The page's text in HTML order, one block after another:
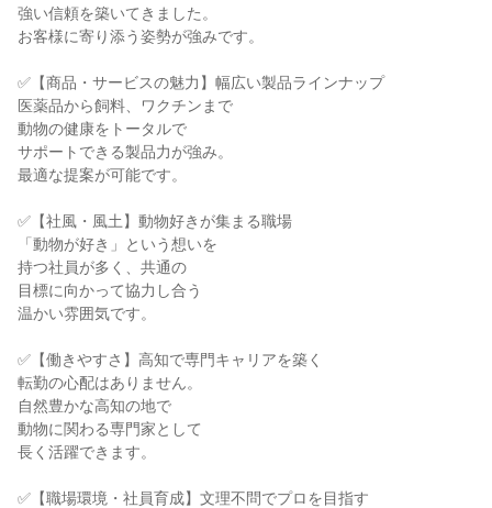
強い信頼を築いてきました。
お客様に寄り添う姿勢が強みです。
✅【商品・サービスの魅力】幅広い製品ラインナップ
医薬品から飼料、ワクチンまで
動物の健康をトータルで
サポートできる製品力が強み。
最適な提案が可能です。
✅【社風・風土】動物好きが集まる職場
「動物が好き」という想いを
持つ社員が多く、共通の
目標に向かって協力し合う
温かい雰囲気です。
✅【働きやすさ】高知で専門キャリアを築く
転勤の心配はありません。
自然豊かな高知の地で
動物に関わる専門家として
長く活躍できます。
✅【職場環境・社員育成】文理不問でプロを目指す